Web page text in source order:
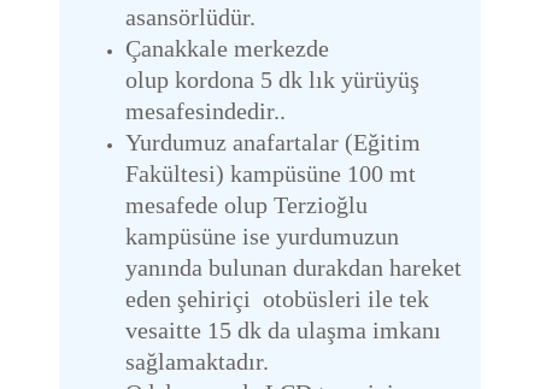
asansörlüdür.
Çanakkale merkezde
olup kordona 5 dk lık yürüyüş
mesafesindedir..
Yurdumuz anafartalar (Eğitim
Fakültesi) kampüsüne 100 mt
mesafede olup Terzioğlu
kampüsüne ise yurdumuzun
yanında bulunan durakdan hareket
eden şehiriçi otobüsleri ile tek
vesaitte 15 dk da ulaşma imkanı
sağlamaktadır.